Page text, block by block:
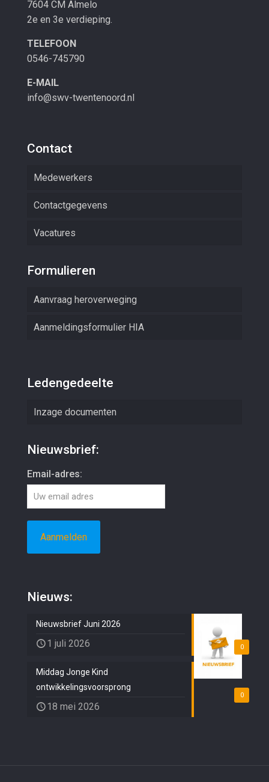
7604 CM Almelo
2e en 3e verdieping.
TELEFOON
0546-745790
E-MAIL
info@swv-twentenoord.nl
Contact
Medewerkers
Contactgegevens
Vacatures
Formulieren
Aanvraag heroverweging
Aanmeldingsformulier HIA
Ledengedeelte
Inzage documenten
Nieuwsbrief:
Email-adres:
Nieuws:
0
Nieuwsbrief Juni 2026
1 juli 2026
0
Middag Jonge Kind
ontwikkelingsvoorsprong
18 mei 2026